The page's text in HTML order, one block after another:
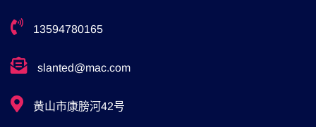
13594780165
slanted@mac.com
黄山市康膀河42号